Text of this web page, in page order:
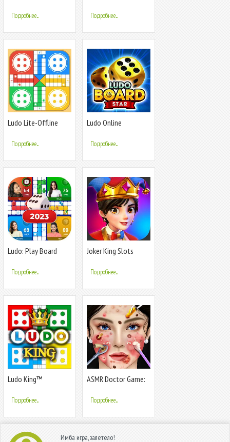
Подробнее... Подробнее...
Ludo Lite-Offline
Подробнее...
Ludo Online
Подробнее...
Ludo: Play Board
Подробнее...
Joker King Slots
Подробнее...
Ludo King™
Подробнее...
ASMR Doctor Game:
Подробнее...
Имба игра, залетело!